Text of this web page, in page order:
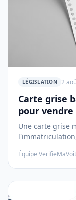
LÉGISLATION 2
Carte grise
pour
Une carte grise
échouer la
détachable : le
Équipe